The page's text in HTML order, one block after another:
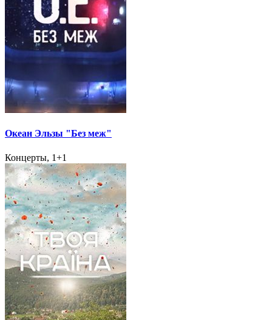
Океан Эльзы "Без меж"
Концерты, 1+1